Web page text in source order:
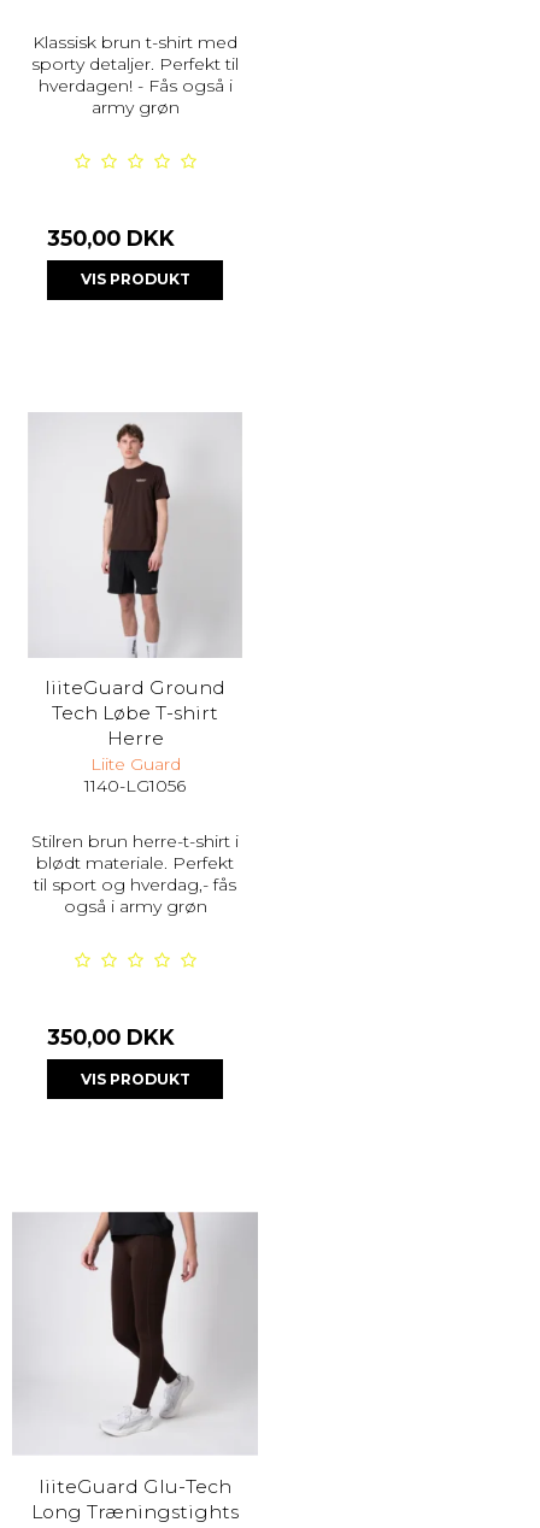
Klassisk brun t-shirt med
sporty detaljer. Perfekt til
hverdagen! - Fås også i
army grøn
350,00 DKK
VIS PRODUKT
liiteGuard Ground
Tech Løbe T-shirt
Herre
Liite Guard
1140-LG1056
Stilren brun herre-t-shirt i
blødt materiale. Perfekt
til sport og hverdag,- fås
også i army grøn
350,00 DKK
VIS PRODUKT
liiteGuard Glu-Tech
Long Træningstights